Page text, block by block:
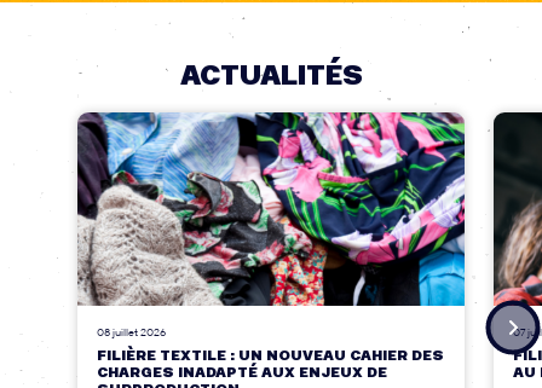
ACTUALITÉS
08 juillet 2026
FILIÈRE TEXTILE : UN NOUVEAU CAHIER DES
CHARGES INADAPTÉ AUX ENJEUX DE
07
AU